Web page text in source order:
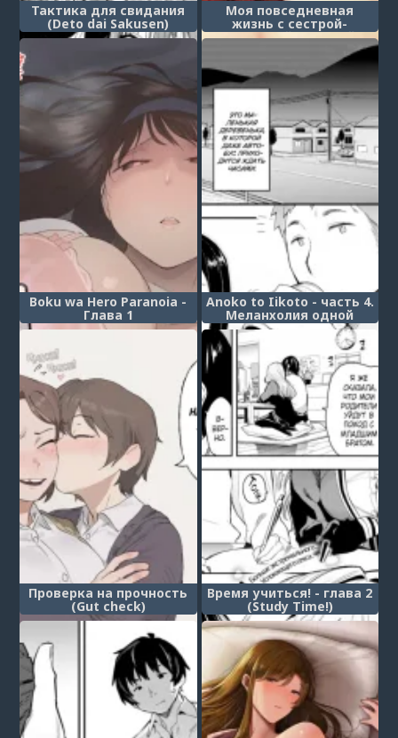
Тактика для свидания
(Deto dai Sakusen)
Моя повседневная
жизнь с сестрой-
грязнулей, которой
нужен только секс ~Если
победишь сестрёнку, то
я разрешу тебе кончить
без резинки!~ (Boku to
Gasatsu na Onee no
Seiyoku Shori Seikatsu
~Onee-chan ni Katetara
Ninshin Kakugo de Nama
Ecchi Hen~)
Boku wa Hero Paranoia -
Глава 1
Anoko to Iikoto - часть 4.
Меланхолия одной
деревенской
старшеклассницы (A
Certain Countryside High
School Girl's Melancholy)
Проверка на прочность
(Gut check)
Время учиться! - глава 2
(Study Time!)